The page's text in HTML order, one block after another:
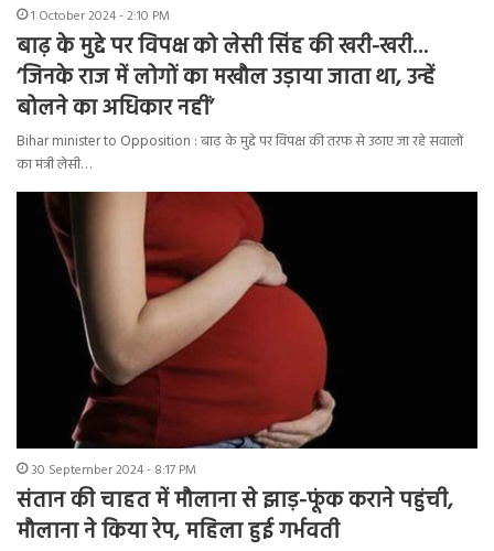
1 October 2024 - 2:10 PM
बाढ़ के मुद्दे पर विपक्ष को लेसी सिंह की खरी-खरी…
‘जिनके राज में लोगों का मखौल उड़ाया जाता था, उन्हें
बोलने का अधिकार नहीं’
Bihar minister to Opposition : बाढ़ के मुद्दे पर विपक्ष की तरफ से उठाए जा रहे सवालों
का मंत्री लेसी…
30 September 2024 - 8:17 PM
संतान की चाहत में मौलाना से झाड़-फूंक कराने पहुंची,
मौलाना ने किया रेप, महिला हुई गर्भवती